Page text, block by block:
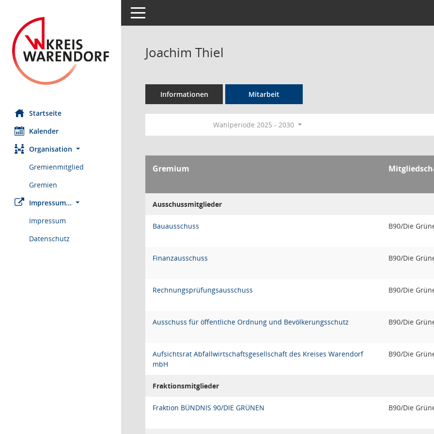
Startseite
Kalender
Organisation
Gremienmitglied
Gremien
Impressum...
Impressum
Datenschutz
Toggle navigation
Joachim Thiel
Informationen Mitarbeit
Wahlperiode 2025 - 2030
Gremium
Ausschussmitglieder
Bauausschuss B90/Die
Finanzausschuss B90/Die
Rechnungsprüfungsausschuss B90/Die
Ausschuss für öffentliche Ordnung und Bevölkerungsschutz B90/Die
Aufsichtsrat Abfallwirtschaftsgesellschaft des Kreises Warendorf
mbH
B90/Die
Fraktionsmitglieder
Fraktion BÜNDNIS 90/DIE GRÜNEN B90/Die